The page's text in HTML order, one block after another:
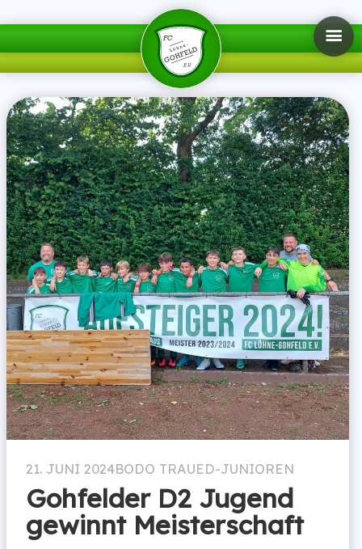
21. JUNI 2024BODO TRAUED-JUNIOREN
Gohfelder D2 Jugend
gewinnt Meisterschaft